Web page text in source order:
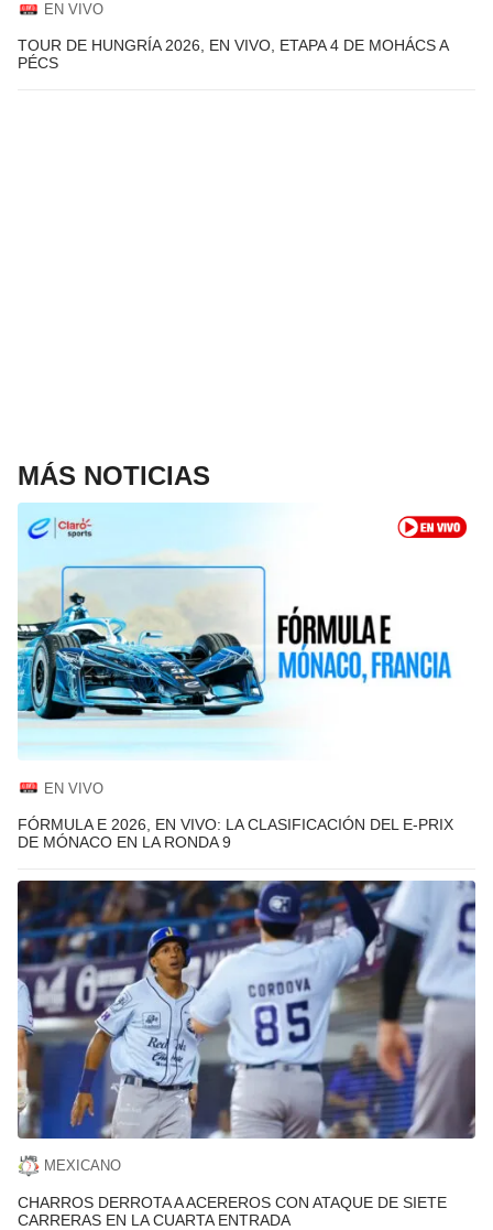
EN VIVO
TOUR DE HUNGRÍA 2026, EN VIVO, ETAPA 4 DE MOHÁCS A
PÉCS
MÁS NOTICIAS
EN VIVO
FÓRMULA E 2026, EN VIVO: LA CLASIFICACIÓN DEL E-PRIX
DE MÓNACO EN LA RONDA 9
MEXICANO
CHARROS DERROTA A ACEREROS CON ATAQUE DE SIETE
CARRERAS EN LA CUARTA ENTRADA